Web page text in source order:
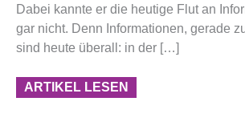
Dabei kannte er die heutige Flut an
gar nicht. Denn Informationen, gerade
sind heute überall: in der […]
ARTIKEL LESEN